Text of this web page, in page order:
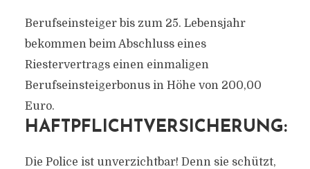
Berufseinsteiger bis zum 25. Lebensjahr
bekommen beim Abschluss eines
Riestervertrags einen einmaligen
Berufseinsteigerbonus in Höhe von 200,00
Euro.
HAFTPFLICHTVERSICHERUNG:
Die Police ist unverzichtbar! Denn sie schützt,